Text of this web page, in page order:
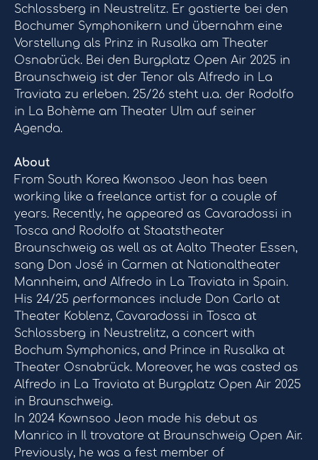
Schlossberg in Neustrelitz. Er gastierte bei den
Bochumer Symphonikern und übernahm eine
Vorstellung als Prinz in Rusalka am Theater
Osnabrück. Bei den Burgplatz Open Air 2025 in
Braunschweig ist der Tenor als Alfredo in La
Traviata zu erleben. 25/26 steht u.a. der Rodolfo
in La Bohème am Theater Ulm auf seiner
Agenda.
About
From South Korea Kwonsoo Jeon has been
working like a freelance artist for a couple of
years. Recently, he appeared as Cavaradossi in
Tosca and Rodolfo at Staatstheater
Braunschweig as well as at Aalto Theater Essen,
sang Don José in Carmen at Nationaltheater
Mannheim, and Alfredo in La Traviata in Spain.
His 24/25 performances include Don Carlo at
Theater Koblenz, Cavaradossi in Tosca at
Schlossberg in Neustrelitz, a concert with
Bochum Symphonics, and Prince in Rusalka at
Theater Osnabrück. Moreover, he was casted as
Alfredo in La Traviata at Burgplatz Open Air 2025
in Braunschweig.
In 2024 Kownsoo Jeon made his debut as
Manrico in Il trovatore at Braunschweig Open Air.
Previously, he was a fest member of